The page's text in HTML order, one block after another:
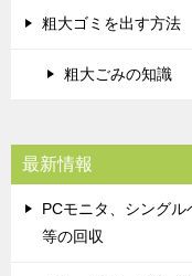
粗大ゴミを出す方法
粗大ごみの知識
最新情報
PCモニタ、シング
等の回収